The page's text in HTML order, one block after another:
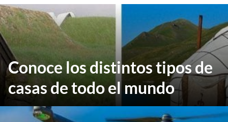
Conoce los distintos tipos de
casas de todo el mundo